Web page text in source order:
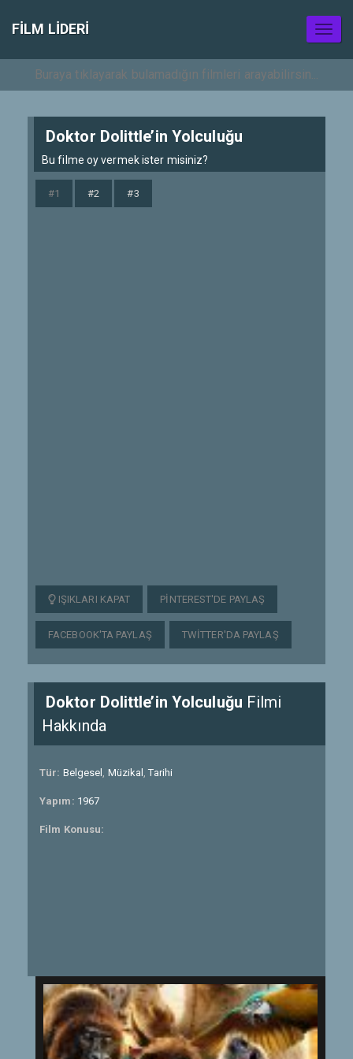
FILM LIDERI
Doktor Dolittle’in Yolculuğu
Bu filme oy vermek ister misiniz?
#1 #2 #3
IŞIKLARI KAPAT PINTEREST'DE PAYLAŞ
FACEBOOK'TA PAYLAŞ TWITTER'DA PAYLAŞ
Doktor Dolittle’in Yolculuğu Filmi
Hakkında
Tür: Belgesel , Müzikal ,Tarihi
Yapım: 1967
Film Konusu: